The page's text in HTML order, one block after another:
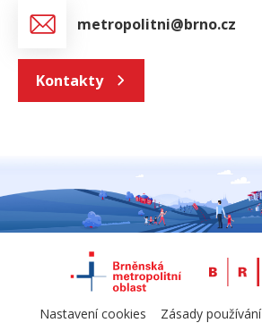
metropolitni@brno.cz
Kontakty
Nastavení cookies Zásady